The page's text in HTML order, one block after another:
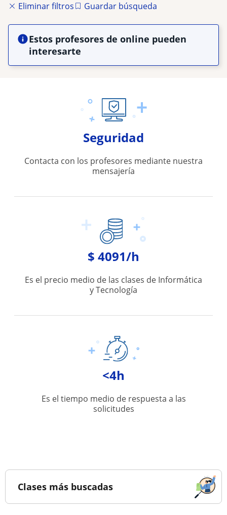
Eliminar filtros
Guardar búsqueda
Estos profesores de online pueden
interesarte
Seguridad
Contacta con los profesores mediante nuestra
mensajería
$ 4091/h
Es el precio medio de las clases de Informática
y Tecnología
<4h
Es el tiempo medio de respuesta a las
solicitudes
Clases más buscadas